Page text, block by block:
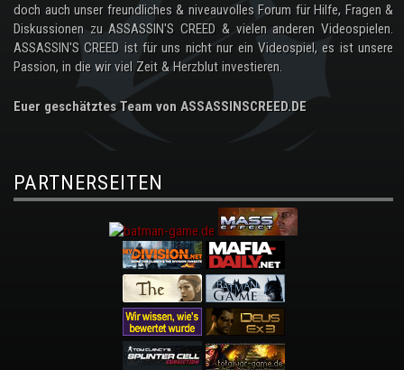
doch auch unser freundliches & niveauvolles Forum für Hilfe, Fragen &
Diskussionen zu ASSASSIN'S CREED & vielen anderen Videospielen.
ASSASSIN'S CREED ist für uns nicht nur ein Videospiel, es ist unsere
Passion, in die wir viel Zeit & Herzblut investieren.
Euer geschätztes Team von ASSASSINSCREED.DE
PARTNERSEITEN